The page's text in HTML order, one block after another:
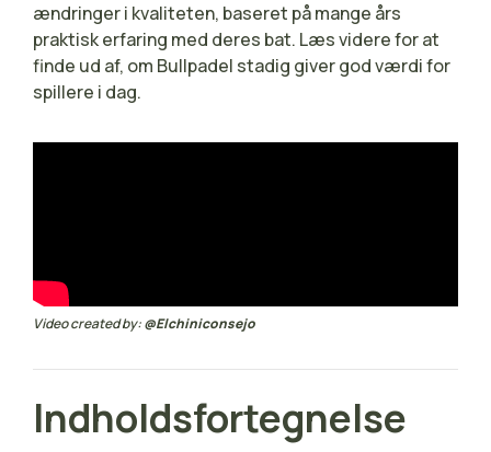
ændringer i kvaliteten, baseret på mange års
praktisk erfaring med deres bat. Læs videre for at
finde ud af, om Bullpadel stadig giver god værdi for
spillere i dag.
Video created by:@Elchiniconsejo
Indholdsfortegnelse